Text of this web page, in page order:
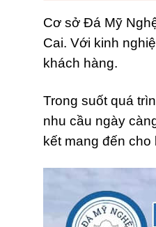
Cơ sở Đá Mỹ
Cai. Với kinh
khách hàng.
Trong suốt quá
nhu cầu ngày
kết mang đến